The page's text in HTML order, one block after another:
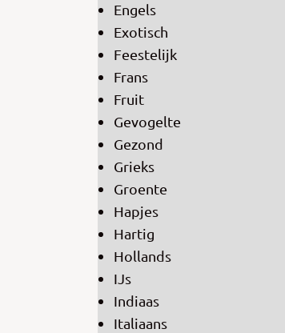
Engels
Exotisch
Feestelijk
Frans
Fruit
Gevogelte
Gezond
Grieks
Groente
Hapjes
Hartig
Hollands
IJs
Indiaas
Italiaans